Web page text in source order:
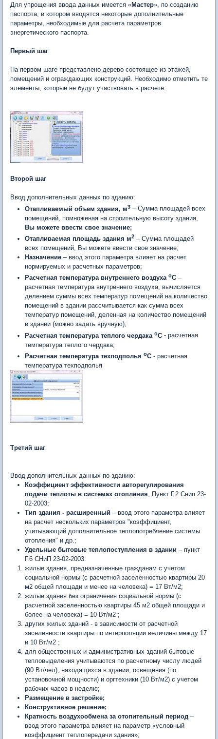
Для упрощения ввода данных имеется «Мастер», по созданию
паспорта, в котором вводятся некоторые дополнительные
параметры, необходимые для расчета параметров
энергетического паспорта.
Первый шаг
На первом шаге представлено дерево состоящее из этажей,
помещений и ограждающих конструкций. Необходимо отметить те
элементы, которые не будут участвовать в расчете.
Второй шаг
Ввод дополнительных данных по зданию:
Отапливаемый объем здания, м3 – Сумма площадей всех
помещений, помноженая на строительную высоту здания,
Вы можете ввести свое значение;
Отапливаемая площадь здания м2 – Сумма площадей
всех помещений, Вы можете ввести свое значение;
Назначение – ввод этого параметра влияет на расчет
нормируемых и расчетных параметров;
Расчетная температура внутреннего воздуха оС –
расчетная температура внутреннего воздуха, вычисляется
делением суммы всех температур помещений на количество
помещений в здании рассчитывается как сумма всех
температур помещений, деленная на количество помещений
в здании (можно задать вручную);
Расчетная температура теплого чердака оС - расчетная
температура теплого чердака;
Расчетная температура техподполья оС - расчетная
температура техподполья
Третий шаг
Ввод дополнительных данных по зданию:
Коэффициент эффективности авторегулирования
подачи теплоты в системах отопления , Пункт Г.2 Снип 23-
02-2003;
Тип здания - расширенный – ввод этого параметра влияет
на расчет нескольких параметров "коэффициент,
учитывающий дополнительное теплопотребление системы
отопления" и др.;
Удельные бытовые теплопоступления в здании – пункт
Г.6 СНиП 23-02-2003:
жилые здания, предназначенные гражданам с учетом
социальной нормы (с расчетной заселенностью квартиры 20
м2 общей площади и менее на человека) = 17 Вт/м2;
жилые здания без ограничения социальной нормы (с
расчетной заселенностью квартиры 45 м2 общей площади и
более на человека) = 10 Вт/м2 ;
других жилых зданий - в зависимости от расчетной
заселенности квартиры по интерполяции величины между 17
и 10 Вт/м2 ;
для общественных и административных зданий бытовые
тепловыделения учитываются по расчетному числу людей
(90 Вт/чел), находящихся в здании, освещения (по
установочной мощности) и оргтехники (10 Вт/м2) с учетом
рабочих часов в неделю;
Размещение в застройке;
Конструктивное решение;
Кратность воздухообмена за отопительный период –
ввод этого параметра влияет на параметр «условный
коэффициент теплопередачи здания»;